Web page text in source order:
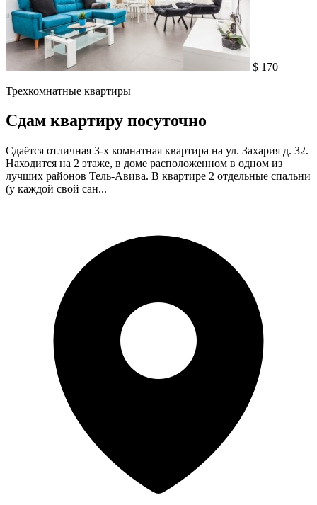
$ 170
Трехкомнатные квартиры
Сдам квартиру посуточно
Сдаётся отличная 3-х комнатная квартира на ул. Захария д. 32.
Находится на 2 этаже, в доме расположенном в одном из
лучших районов Тель-Авива. В квартире 2 отдельные спальни
(у каждой свой сан...